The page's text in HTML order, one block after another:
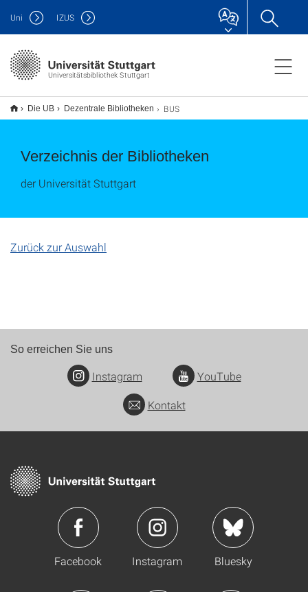
Universitätsbibliothek Stuttgart
Uni IZUS
Die UB Dezentrale Bibliotheken BUS
Verzeichnis der Bibliotheken
der Universität Stuttgart
Zurück zur Auswahl
So erreichen Sie uns
Instagram
YouTube
Kontakt
Facebook Instagram Bluesky